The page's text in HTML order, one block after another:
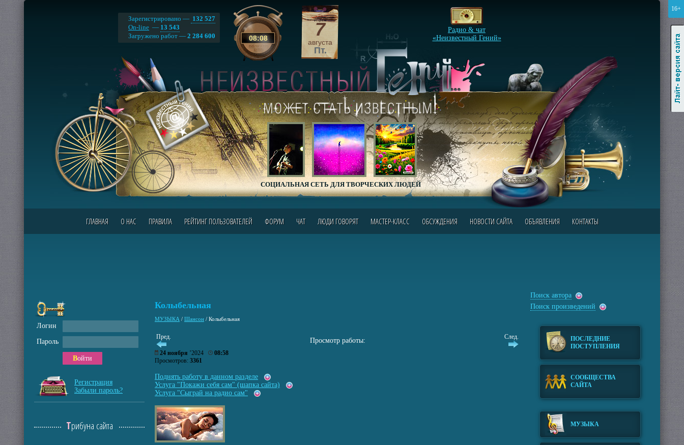
16+
08:08
Зарегистрировано — 132 527
On-line — 13 543
Загружено работ — 2 284 600 7
августа
Пт.
СОЦИАЛЬНАЯ СЕТЬ ДЛЯ ТВОРЧЕСКИХ ЛЮДЕЙ
Радио & чат
«Неизвестный Гений»
ГЛАВНАЯ О НАС ПРАВИЛА РЕЙТИНГ ПОЛЬЗОВАТЕЛЕЙ ФОРУМ ЧАТ ЛЮДИ ГОВОРЯТ МАСТЕР-КЛАСС ОБСУЖДЕНИЯ НОВОСТИ САЙТА ОБЪЯВЛЕНИЯ КОНТАКТЫ
Колыбельная
МУЗЫКА / Шансон / Колыбельная
Пред. Просмотр работы: След.
24 ноября ’2024
08:58
Просмотров: 3361
Поднять работу в данном разделе
Услуга "Покажи себя сам" (шапка сайта)
Услуга "Сыграй на радио сам"
Логин
Пароль
Войти
Регистрация
Забыли пароль?
Трибуна сайта
Поиск автора
Поиск произведений
ПОСЛЕДНИЕ
ПОСТУПЛЕНИЯ
СООБЩЕСТВА
САЙТА
МУЗЫКА